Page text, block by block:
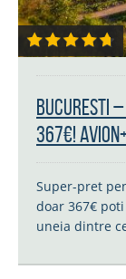
Bucuresti
367€!
Super-pret
doar 367€
uneia dintre